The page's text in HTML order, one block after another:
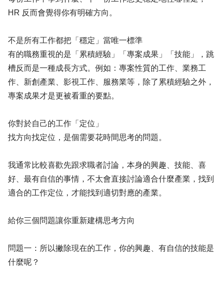
HR 反而會覺得你有明確方向。
不是所有工作都把「穩定」當唯一標準
有的職務重視的是「累積經驗」「專案成果」「技能」，跳
槽反而是一種成長方式。例如：專案性質的工作、業務工
作、新創產業、影視工作、服務業等，除了累積經驗之外，
專案成果才是更被看重的要點。
你對於自己的工作「定位」
找方向找定位，是個需要花時間思考的問題。
我通常比較喜歡先跟求職者討論，本身的興趣、技能、喜
好、最有自信的事情，不太會直接討論適合什麼產業，找到
適合的工作定位，才能找到適切對應的產業。
給你三個問題讓你重新建構思考方向
問題一：所以撇除現在的工作，你的興趣、有自信的技能是
什麼呢？